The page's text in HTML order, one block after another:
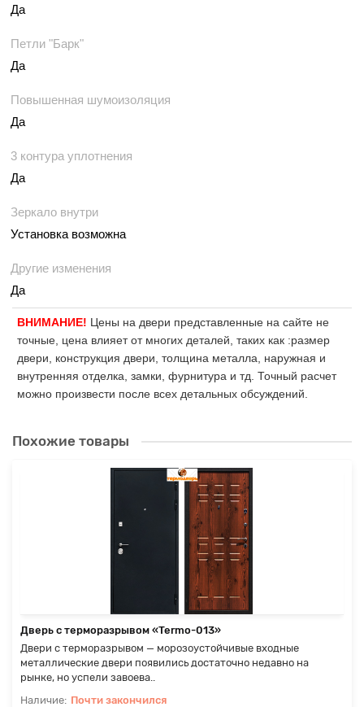
Да
Петли "Барк"
Да
Повышенная шумоизоляция
Да
3 контура уплотнения
Да
Зеркало внутри
Установка возможна
Другие изменения
Да
ВНИМАНИЕ! Цены на двери представленные на сайте не
точные, цена влияет от многих деталей, таких как :размер
двери, конструкция двери, толщина металла, наружная и
внутренняя отделка, замки, фурнитура и тд. Точный расчет
можно произвести после всех детальных обсуждений.
Похожие товары
Дверь с терморазрывом «Termo-013»
Двери с терморазрывом — морозоустойчивые входные
металлические двери появились достаточно недавно на
рынке, но успели завоева..
Почти закончился